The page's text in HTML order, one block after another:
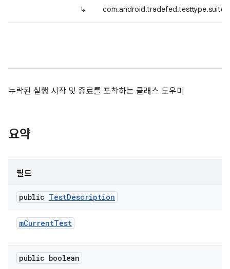
↳
누락된 실행 시작 및 종료를 포착하는 클래스 도우미
요약
필드
public TestDescription
mCurrentTest
public boolean